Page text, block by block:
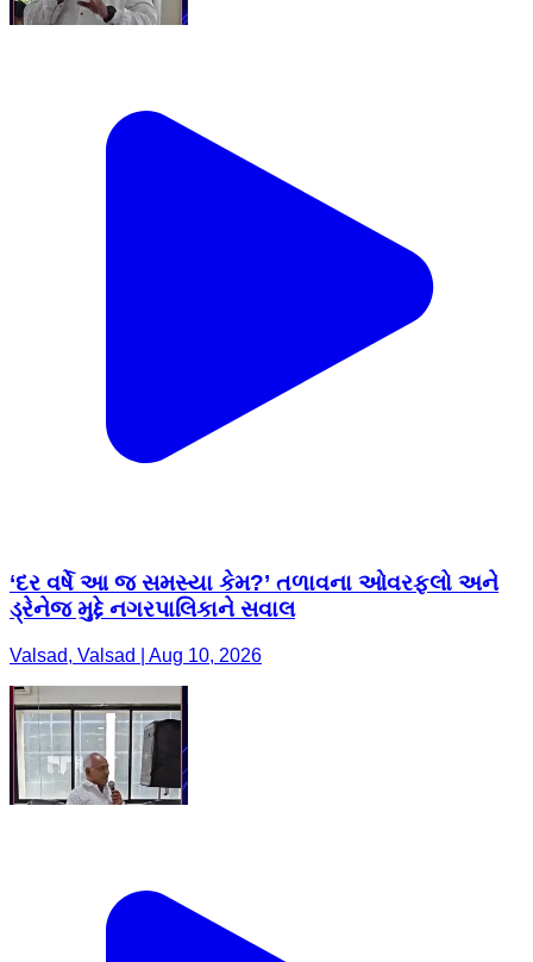
‘દર વર્ષે આ જ સમસ્યા કેમ?’ તળાવના ઓવરફ્લો અને
ડ્રેનેજ મુદ્દે નગરપાલિકાને સવાલ
Valsad, Valsad | Aug 10, 2026